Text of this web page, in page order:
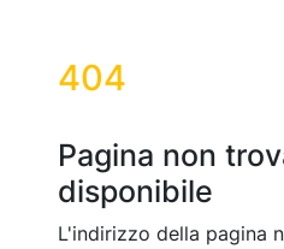
404
Pagina non
disponibile
L'indirizzo della pagina